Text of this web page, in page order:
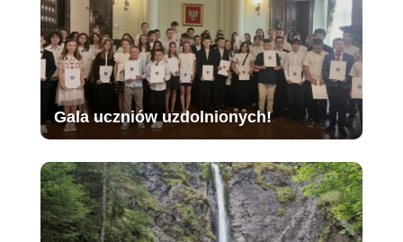
Gala uczniów uzdolnionych!